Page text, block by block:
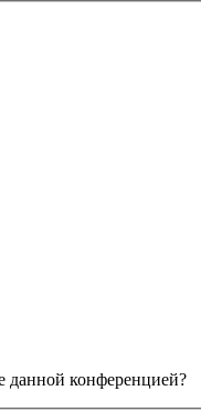
данной конференцией?